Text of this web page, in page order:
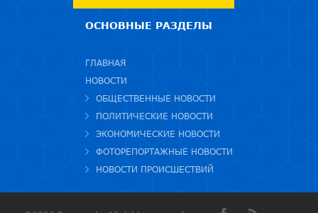
ОСНОВНЫЕ РАЗДЕЛЫ
ГЛАВНАЯ
НОВОСТИ
ОБЩЕСТВЕННЫЕ НОВОСТИ
ПОЛИТИЧЕСКИЕ НОВОСТИ
ЭКОНОМИЧЕСКИЕ НОВОСТИ
ФОТОРЕПОРТАЖНЫЕ НОВОСТИ
НОВОСТИ ПРОИСШЕСТВИЙ